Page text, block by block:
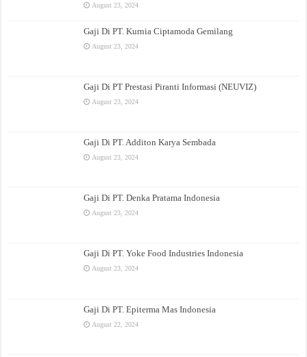
August 23, 2024
Gaji Di PT. Kurnia Ciptamoda Gemilang
August 23, 2024
Gaji Di PT Prestasi Piranti Informasi (NEUVIZ)
August 23, 2024
Gaji Di PT. Additon Karya Sembada
August 23, 2024
Gaji Di PT. Denka Pratama Indonesia
August 23, 2024
Gaji Di PT. Yoke Food Industries Indonesia
August 23, 2024
Gaji Di PT. Epiterma Mas Indonesia
August 22, 2024